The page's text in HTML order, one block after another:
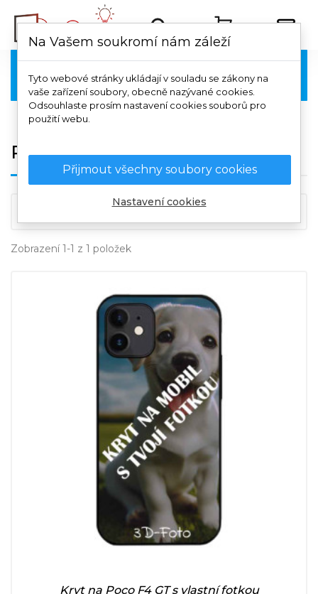
Poco 
Poco F4 GT
Zobrazení 1-1 z 1 položek
Kryt na Poco F4 GT s vlastní fotkou
Na Vašem soukromí nám záleží
Tyto webové stránky ukládají v souladu se zákony na
vaše zařízení soubory, obecně nazývané cookies.
Odsouhlaste prosím nastavení cookies souborů pro
použití webu.
Přijmout všechny soubory cookies
Nastavení cookies